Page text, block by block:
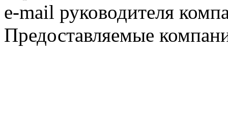
e-mail руководителя
Предоставляемые